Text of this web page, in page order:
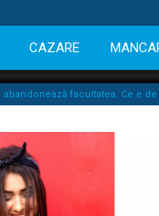
CAZARE
facultatea. Ce e